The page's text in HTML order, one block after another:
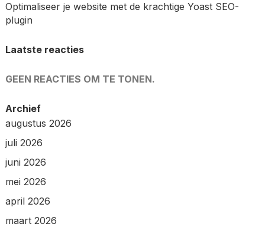
Optimaliseer je website met de krachtige Yoast SEO-
plugin
Laatste reacties
GEEN REACTIES OM TE TONEN.
Archief
augustus 2026
juli 2026
juni 2026
mei 2026
april 2026
maart 2026